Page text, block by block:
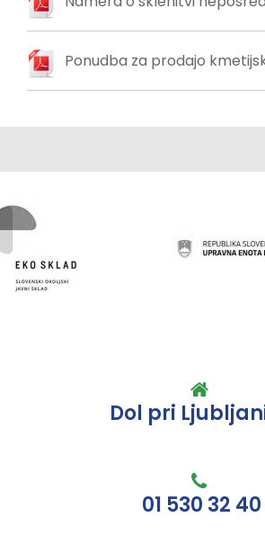
Ponudba za prodajo
Dol pri
01 530 32 40